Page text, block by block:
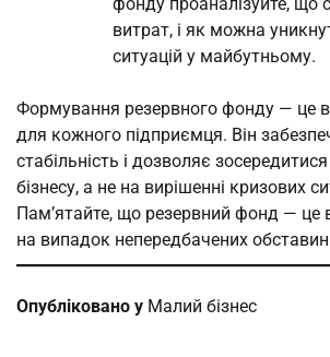
витрат, і як можна
ситуацій у майбутньому.
Формування резервного фонду — це
для кожного підприємця. Він
стабільність і дозволяє
бізнесу, а не на вирішенні кризових
Пам’ятайте, що резервний фонд — це
на випадок непередбачених
Опубліковано у Малий бізнес